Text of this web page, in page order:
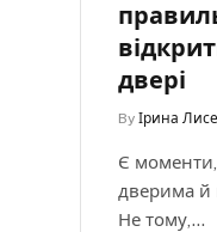
двері
By Ірина
Є
дверима й
Не тому,…